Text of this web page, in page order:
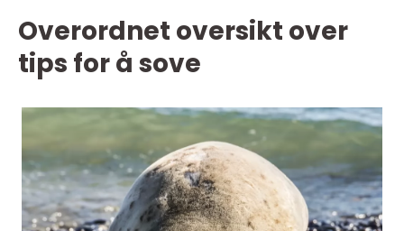
Overordnet oversikt over
tips for å sove